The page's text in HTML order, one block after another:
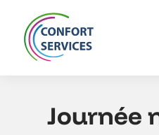
Journée